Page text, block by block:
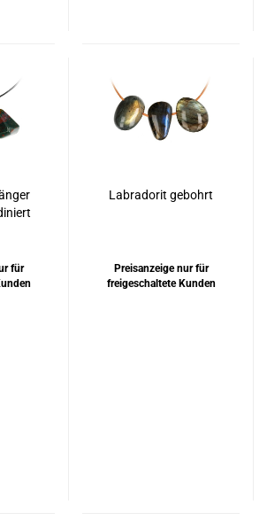
für
Labradorit gebohrt
Preisanzeige nur für
freigeschaltete Kunden